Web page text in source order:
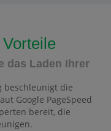
das Laden Ihrer
beschleunigt die
Google PageSpeed
bereit, die